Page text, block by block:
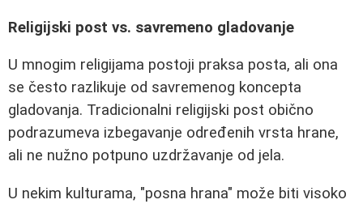
Religijski post vs. savremeno gladovanje
U mnogim religijama postoji praksa posta, ali ona
se često razlikuje od savremenog koncepta
gladovanja. Tradicionalni religijski post obično
podrazumeva izbegavanje određenih vrsta hrane,
ali ne nužno potpuno uzdržavanje od jela.
U nekim kulturama, "posna hrana" može biti visoko